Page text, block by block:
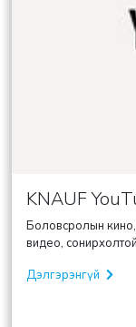
KNAUF
Боловсролын кино,
видео,
Дэлгэрэнгүй